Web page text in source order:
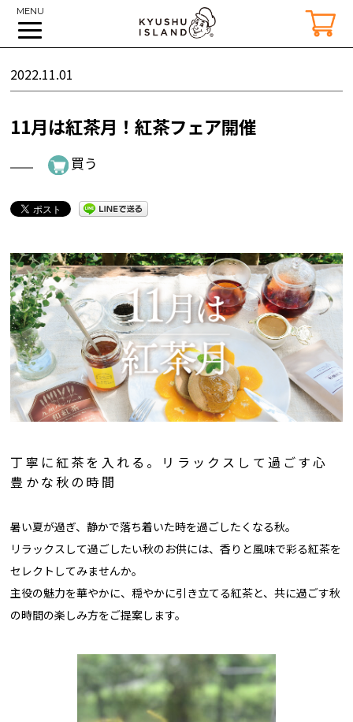
MENU
2022.11.01
11月は紅茶月！紅茶フェア開催
買う
丁寧に紅茶を入れる。リラックスして過ごす心
豊かな秋の時間
暑い夏が過ぎ、静かで落ち着いた時を過ごしたくなる秋。
リラックスして過ごしたい秋のお供には、香りと風味で彩る紅茶を
セレクトしてみませんか。
主役の魅力を華やかに、穏やかに引き立てる紅茶と、共に過ごす秋
の時間の楽しみ方をご提案します。